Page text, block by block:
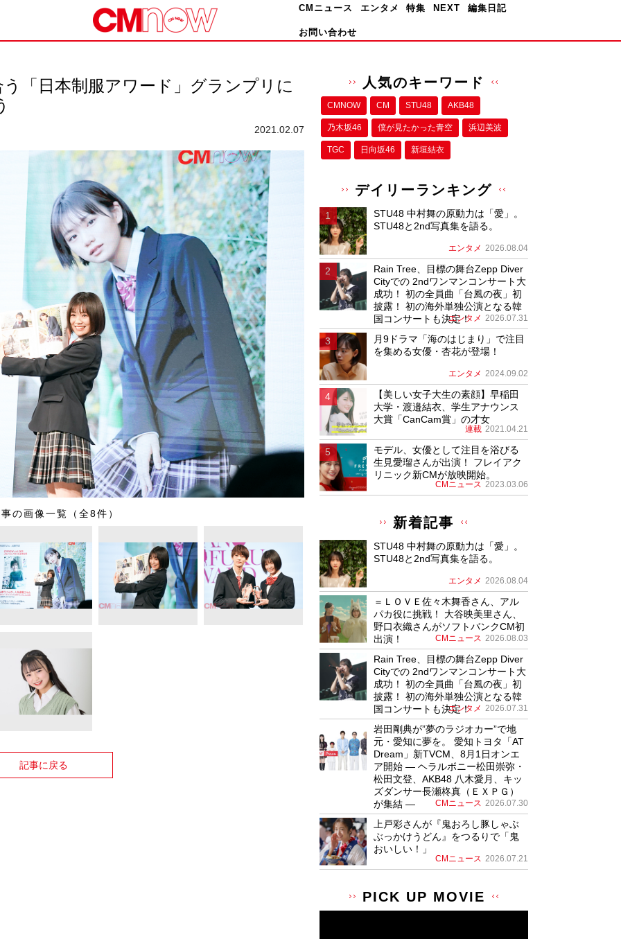
CMニュース エンタメ 特集 NEXT 編集日記
お問い合わせ
「日本制服アワード」グランプリに
2021.02.07
の画像一覧（全8件）
記事に戻る
人気のキーワード
CMNOW CM STU48 AKB48
乃木坂46 僕が⾒たかった⻘空 浜辺美波
TGC 日向坂46 新垣結衣
デイリーランキング
STU48 中村舞の原動力は「愛」。
STU48と2nd写真集を語る。
エンタメ 2026.08.04
Rain Tree、目標の舞台Zepp Diver
Cityでの 2ndワンマンコンサート大
成功！ 初の全員曲「台風の夜」初
披露！ 初の海外単独公演となる韓
国コンサートも決定！
エンタメ 2026.07.31
月9ドラマ「海のはじまり」で注目
を集める女優・杏花が登場！
エンタメ 2024.09.02
【美しい女子大生の素顔】早稲田
大学・渡邉結衣、学生アナウンス
大賞「CanCam賞」の才女
連載 2021.04.21
モデル、女優として注目を浴びる
生見愛瑠さんが出演！ フレイアク
リニック新CMが放映開始。
CMニュース 2023.03.06
新着記事
STU48 中村舞の原動力は「愛」。
STU48と2nd写真集を語る。
エンタメ 2026.08.04
＝ＬＯＶＥ佐々木舞香さん、アル
パカ役に挑戦！ 大谷映美里さん、
野口衣織さんがソフトバンクCM初
出演！
CMニュース 2026.08.03
Rain Tree、目標の舞台Zepp Diver
Cityでの 2ndワンマンコンサート大
成功！ 初の全員曲「台風の夜」初
披露！ 初の海外単独公演となる韓
国コンサートも決定！
エンタメ 2026.07.31
岩田剛典が”夢のラジオカー”で地
元・愛知に夢を。 愛知トヨタ「AT
Dream」新TVCM、8月1日オンエ
ア開始 ― ヘラルボニー松田崇弥・
松田文登、AKB48 八木愛月、キッ
ズダンサー長瀬柊真（ＥＸＰＧ）
が集結 ―
CMニュース 2026.07.30
上戸彩さんが『鬼おろし豚しゃぶ
ぶっかけうどん』をつるりで「鬼
おいしい！」
CMニュース 2026.07.21
PICK UP MOVIE